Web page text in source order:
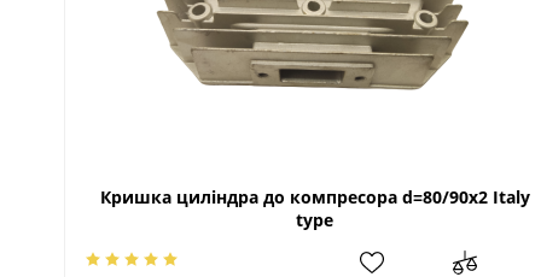
Кришка циліндра до компресора d=80/90x2 Italy
type